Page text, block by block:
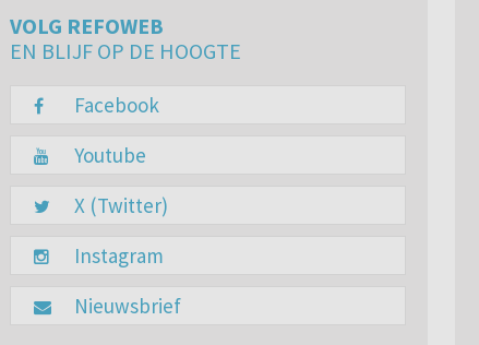
VOLG REFOWEB
EN BLIJF OP DE HOOGTE
Facebook
Youtube
X (Twitter)
Instagram
Nieuwsbrief